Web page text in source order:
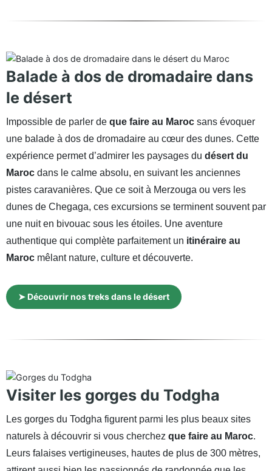
Balade à dos de dromadaire dans
le désert
Impossible de parler de que faire au Maroc sans évoquer
une balade à dos de dromadaire au cœur des dunes. Cette
expérience permet d’admirer les paysages du désert du
Maroc dans le calme absolu, en suivant les anciennes
pistes caravanières. Que ce soit à Merzouga ou vers les
dunes de Chegaga, ces excursions se terminent souvent par
une nuit en bivouac sous les étoiles. Une aventure
authentique qui complète parfaitement un itinéraire au
Maroc mêlant nature, culture et découverte.
➤ Découvrir nos treks dans le désert
Visiter les gorges du Todgha
Les gorges du Todgha figurent parmi les plus beaux sites
naturels à découvrir si vous cherchez que faire au Maroc.
Leurs falaises vertigineuses, hautes de plus de 300 mètres,